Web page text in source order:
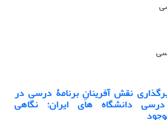
نقش آفرینانِ برنامۀ درسی در
دانشگاه های ایران: نگاهی